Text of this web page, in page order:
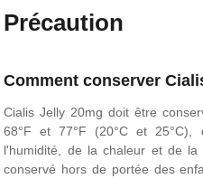
Précaution
Comment conserver
Cialis Jelly 20mg doit être
68°F et 77°F (20°C et
l'humidité, de la chaleur et de
conservé hors de portée des